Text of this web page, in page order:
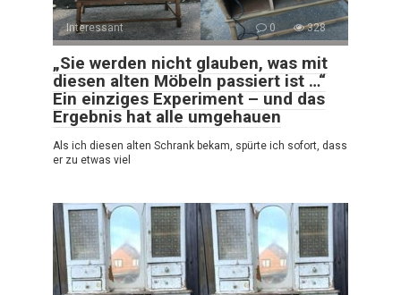
Interessant 0 328
„Sie werden nicht glauben, was mit
diesen alten Möbeln passiert ist …“
Ein einziges Experiment – und das
Ergebnis hat alle umgehauen
Als ich diesen alten Schrank bekam, spürte ich sofort, dass
er zu etwas viel